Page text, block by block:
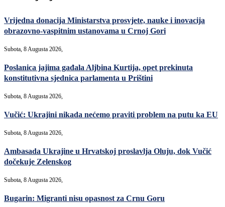
Vrijedna donacija Ministarstva prosvjete, nauke i inovacija
obrazovno-vaspitnim ustanovama u Crnoj Gori
Subota, 8 Augusta 2026,
Poslanica jajima gađala Aljbina Kurtija, opet prekinuta
konstitutivna sjednica parlamenta u Prištini
Subota, 8 Augusta 2026,
Vučić: Ukrajini nikada nećemo praviti problem na putu ka EU
Subota, 8 Augusta 2026,
Ambasada Ukrajine u Hrvatskoj proslavlja Oluju, dok Vučić
dočekuje Zelenskog
Subota, 8 Augusta 2026,
Bugarin: Migranti nisu opasnost za Crnu Goru